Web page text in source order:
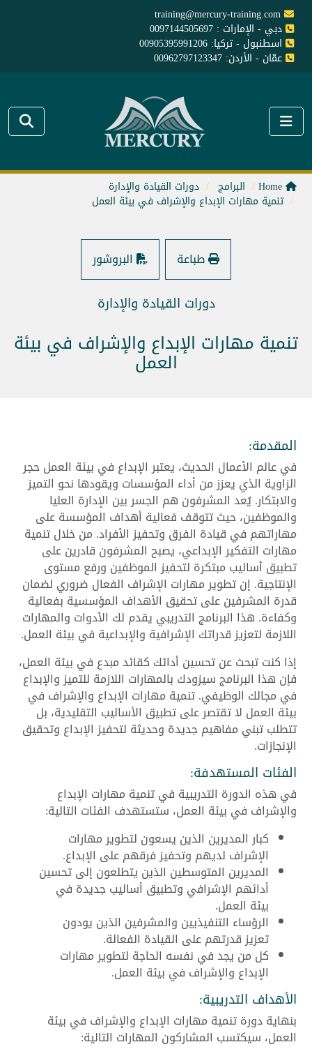
training@mercury-training.com
دبي - الإمارات : 0097144505697
اسطنبول - تركيا: 00905395991206
عمّان - الأردن: 00962797123347
البرامج دورات القيادة والإدارة
تنمية مهارات الإبداع والإشراف في بيئة العمل
طباعة البروشور
دورات القيادة والإدارة
تنمية مهارات الإبداع والإشراف في بيئة
العمل
المقدمة:
في عالم الأعمال الحديث، يعتبر الإبداع في بيئة العمل حجر
الزاوية الذي يعزز من أداء المؤسسات ويقودها نحو التميز
والابتكار. يُعد المشرفون هم الجسر بين الإدارة العليا
والموظفين، حيث تتوقف فعالية أهداف المؤسسة على
مهاراتهم في قيادة الفرق وتحفيز الأفراد. من خلال تنمية
مهارات التفكير الإبداعي، يصبح المشرفون قادرين على
تطبيق أساليب مبتكرة لتحفيز الموظفين ورفع مستوى
الإنتاجية. إن تطوير مهارات الإشراف الفعال ضروري لضمان
قدرة المشرفين على تحقيق الأهداف المؤسسية بفعالية
وكفاءة. هذا البرنامج التدريبي يقدم لك الأدوات والمهارات
اللازمة لتعزيز قدراتك الإشرافية والإبداعية في بيئة العمل.
إذا كنت تبحث عن تحسين أدائك كقائد مبدع في بيئة العمل،
فإن هذا البرنامج سيزودك بالمهارات اللازمة للتميز والإبداع
في مجالك الوظيفي. تنمية مهارات الإبداع والإشراف في
بيئة العمل لا تقتصر على تطبيق الأساليب التقليدية، بل
تتطلب تبني مفاهيم جديدة وحديثة لتحفيز الإبداع وتحقيق
الإنجازات.
الفئات المستهدفة:
في هذه الدورة التدريبية في تنمية مهارات الإبداع
والإشراف في بيئة العمل، ستستهدف الفئات التالية:
كبار المديرين الذين يسعون لتطوير مهارات
الإشراف لديهم وتحفيز فرقهم على الإبداع.
المديرين المتوسطين الذين يتطلعون إلى تحسين
أدائهم الإشرافي وتطبيق أساليب جديدة في
بيئة العمل.
الرؤساء التنفيذيين والمشرفين الذين يودون
تعزيز قدرتهم على القيادة الفعالة.
كل من يجد في نفسه الحاجة لتطوير مهارات
الإبداع والإشراف في بيئة العمل.
الأهداف التدريبية:
بنهاية دورة تنمية مهارات الإبداع والإشراف في بيئة
العمل، سيكتسب المشاركون المهارات التالية: